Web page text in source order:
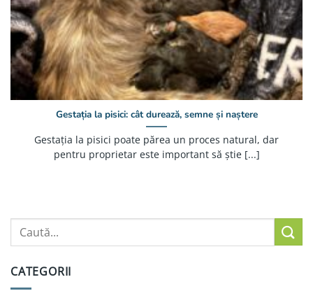
CATEGORII
Gestația la pisici: cât durează, semne și naștere
Gestația la pisici poate părea un proces natural, dar
pentru proprietar este important să știe [...]